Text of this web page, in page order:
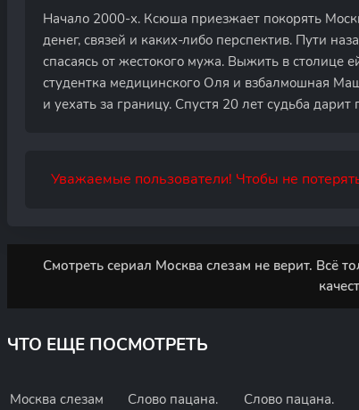
Начало 2000-х. Ксюша приезжает покорять
денег, связей и каких-либо перспектив. Пути
спасаясь от жестокого мужа. Выжить в столице
студентка медицинского Оля и взбалмошная
и уехать за границу. Спустя 20 лет судьба
Уважаемые пользователи! Чтобы не
Смотреть сериал Москва слезам не верит. Всё
ЧТО ЕЩЕ ПОСМОТРЕТЬ
Москва слезам
Слово пацана.
Слово пацана.